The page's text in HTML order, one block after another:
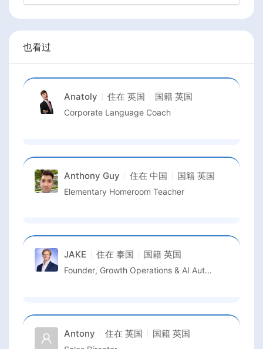
也看过
Anatoly 住在 英国 国籍 英国
Corporate Language Coach
Anthony Guy 住在 中国 国籍 英国
Elementary Homeroom Teacher
JAKE 住在 泰国 国籍 英国
Founder, Growth Operations & AI Automation Transformation
Antony 住在 英国 国籍 英国